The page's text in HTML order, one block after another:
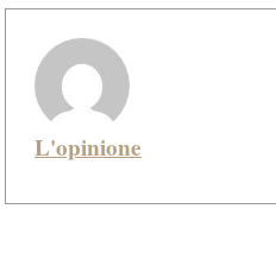
L'opinione